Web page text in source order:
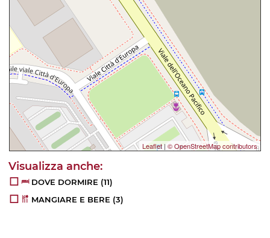
Leaflet | © OpenStreetMap contributors
DOVE DORMIRE (11)
MANGIARE E BERE (3)